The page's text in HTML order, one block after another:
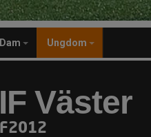
Dam Ungdom
IF Väster
F2012